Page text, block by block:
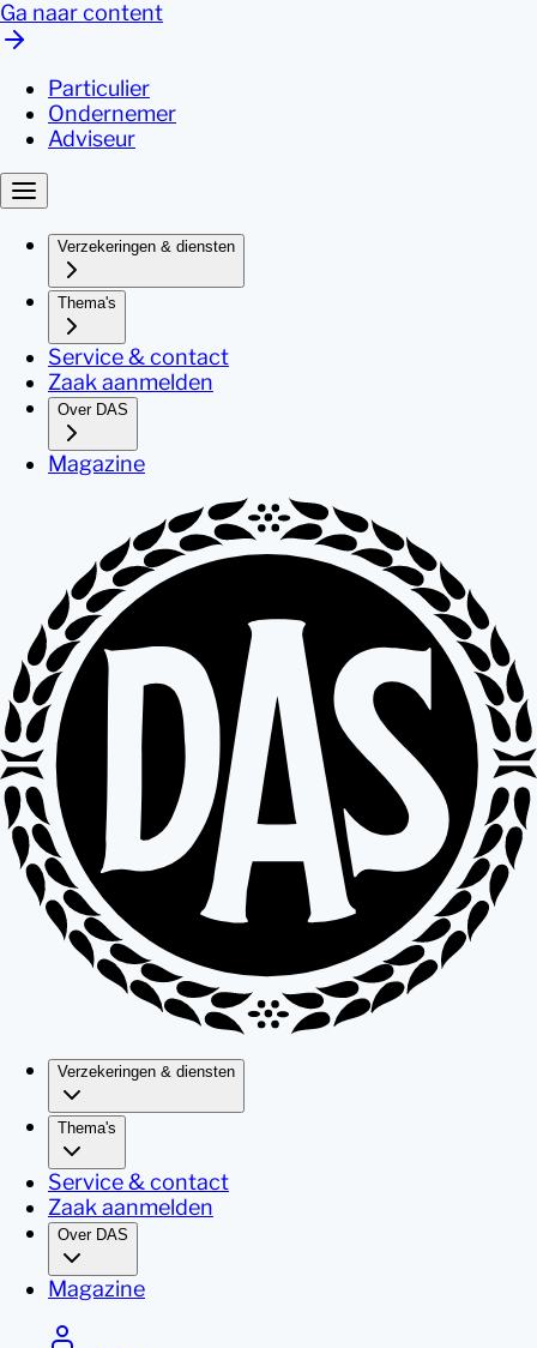
Ga naar content
Particulier
Ondernemer
Adviseur
Verzekeringen & diensten
Thema's
Service & contact
Zaak aanmelden
Over DAS
Magazine
Verzekeringen & diensten
Thema's
Service & contact
Zaak aanmelden
Over DAS
Magazine